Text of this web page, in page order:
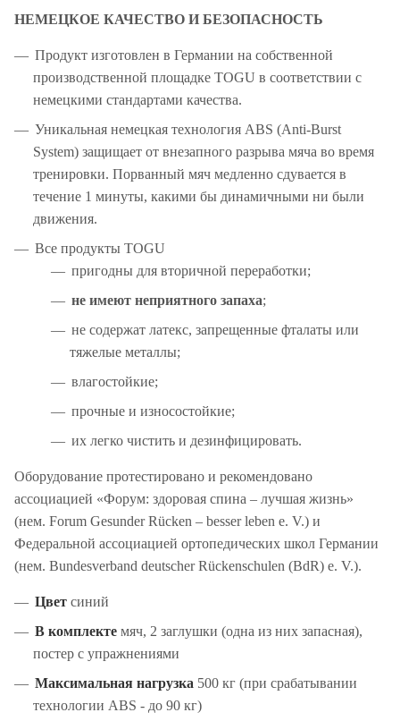
НЕМЕЦКОЕ КАЧЕСТВО И БЕЗОПАСНОСТЬ
Продукт изготовлен в Германии на собственной
производственной площадке TOGU в соответствии с
немецкими стандартами качества.
Уникальная немецкая технология ABS (Anti-Burst
System) защищает от внезапного разрыва мяча во время
тренировки. Порванный мяч медленно сдувается в
течение 1 минуты, какими бы динамичными ни были
движения.
Все продукты TOGU
пригодны для вторичной переработки;
не имеют неприятного запаха;
не содержат латекс, запрещенные фталаты или
тяжелые металлы;
влагостойкие;
прочные и износостойкие;
их легко чистить и дезинфицировать.
Оборудование протестировано и рекомендовано
ассоциацией «Форум: здоровая спина – лучшая жизнь»
(нем. Forum Gesunder Rücken – besser leben e. V.) и
Федеральной ассоциацией ортопедических школ Германии
(нем. Bundesverband deutscher Rückenschulen (BdR) e. V.).
Цвет синий
В комплекте мяч, 2 заглушки (одна из них запасная),
постер с упражнениями
Максимальная нагрузка 500 кг (при срабатывании
технологии ABS - до 90 кг)